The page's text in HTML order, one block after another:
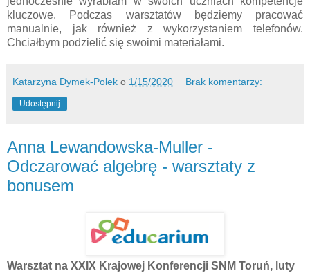
kluczowe. Podczas warsztatów będziemy pracować
manualnie, jak również z wykorzystaniem telefonów.
Chciałbym podzielić się swoimi materiałami.
Katarzyna Dymek-Polek o 1/15/2020 Brak komentarzy:
Udostępnij
Anna Lewandowska-Muller -
Odczarować algebrę - warsztaty z
bonusem
Warsztat na XXIX Krajowej Konferencji SNM Toruń, luty